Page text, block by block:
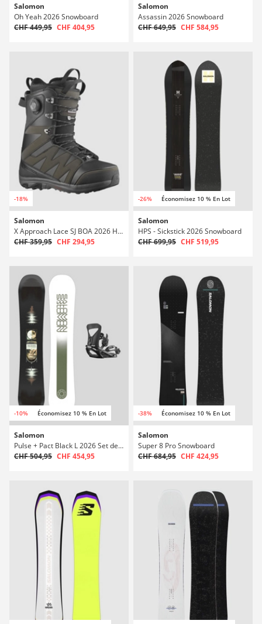
Salomon
Oh Yeah 2026 Snowboard
CHF 449,95 CHF 404,95
Salomon
Assassin 2026 Snowboard
CHF 649,95 CHF 584,95
-18%
Salomon
X Approach Lace SJ BOA 2026 Hardboots snowboard
CHF 359,95 CHF 294,95
-26% Économisez 10 % En Lot
Salomon
HPS - Sickstick 2026 Snowboard
CHF 699,95 CHF 519,95
-10% Économisez 10 % En Lot
Salomon
Pulse + Pact Black L 2026 Set de snowboard
CHF 504,95 CHF 454,95
-38% Économisez 10 % En Lot
Salomon
Super 8 Pro Snowboard
CHF 684,95 CHF 424,95